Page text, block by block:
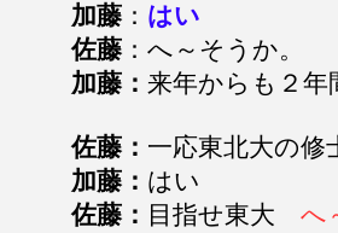
加藤 ： はい
佐藤 ：へ～そうか。
加藤： 来年からも２
佐藤： 一応東北大の
加藤： はい
佐藤： 目指せ東大 へ